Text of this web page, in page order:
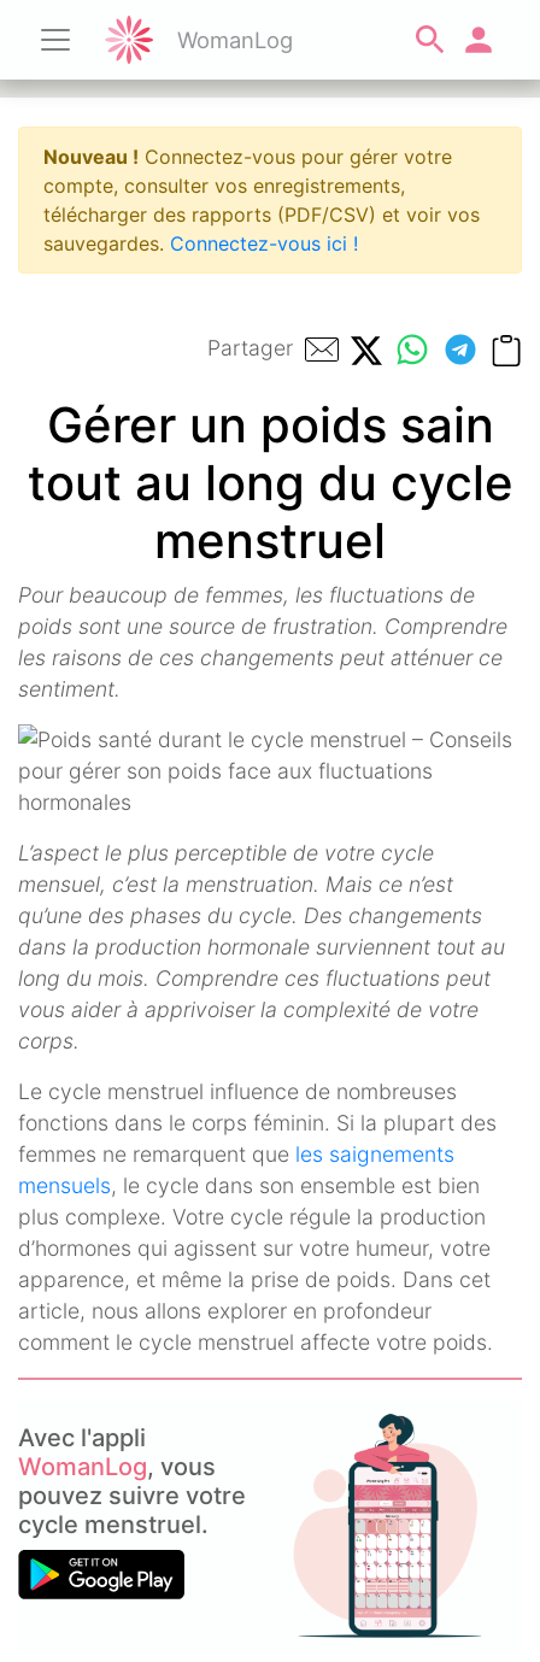
WomanLog
Nouveau ! Connectez-vous pour gérer votre
compte, consulter vos enregistrements,
télécharger des rapports (PDF/CSV) et voir vos
sauvegardes. Connectez-vous ici !
Partager
Gérer un poids sain
tout au long du cycle
menstruel
Pour beaucoup de femmes, les fluctuations de
poids sont une source de frustration. Comprendre
les raisons de ces changements peut atténuer ce
sentiment.
L’aspect le plus perceptible de votre cycle
mensuel, c’est la menstruation. Mais ce n’est
qu’une des phases du cycle. Des changements
dans la production hormonale surviennent tout au
long du mois. Comprendre ces fluctuations peut
vous aider à apprivoiser la complexité de votre
corps.
Le cycle menstruel influence de nombreuses
fonctions dans le corps féminin. Si la plupart des
femmes ne remarquent que les saignements
mensuels, le cycle dans son ensemble est bien
plus complexe. Votre cycle régule la production
d’hormones qui agissent sur votre humeur, votre
apparence, et même la prise de poids. Dans cet
article, nous allons explorer en profondeur
comment le cycle menstruel affecte votre poids.
Avec l'appli
WomanLog, vous
pouvez suivre votre
cycle menstruel.